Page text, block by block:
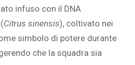
infuso con il DNA
Citrus sinensis), coltivato nei
simbolo di potere durante
che la squadra sia